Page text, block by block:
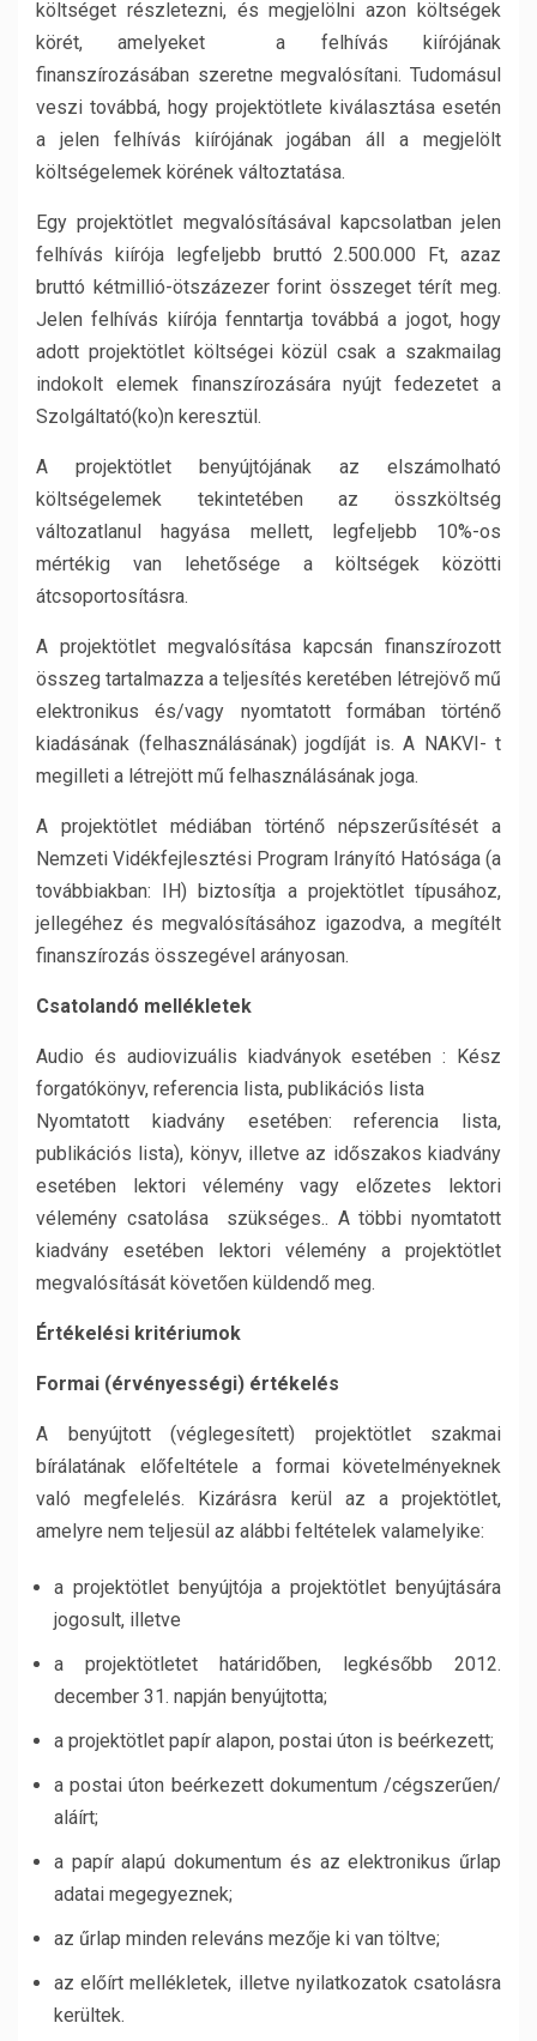
költséget részletezni, és megjelölni azon költségek
körét, amelyeket a felhívás kiírójának
finanszírozásában szeretne megvalósítani. Tudomásul
veszi továbbá, hogy projektötlete kiválasztása esetén
a jelen felhívás kiírójának jogában áll a megjelölt
költségelemek körének változtatása.
Egy projektötlet megvalósításával kapcsolatban jelen
felhívás kiírója legfeljebb bruttó 2.500.000 Ft, azaz
bruttó kétmillió-ötszázezer forint összeget térít meg.
Jelen felhívás kiírója fenntartja továbbá a jogot, hogy
adott projektötlet költségei közül csak a szakmailag
indokolt elemek finanszírozására nyújt fedezetet a
Szolgáltató(ko)n keresztül.
A projektötlet benyújtójának az elszámolható
költségelemek tekintetében az összköltség
változatlanul hagyása mellett, legfeljebb 10%-os
mértékig van lehetősége a költségek közötti
átcsoportosításra.
A projektötlet megvalósítása kapcsán finanszírozott
összeg tartalmazza a teljesítés keretében létrejövő mű
elektronikus és/vagy nyomtatott formában történő
kiadásának (felhasználásának) jogdíját is. A NAKVI- t
megilleti a létrejött mű felhasználásának joga.
A projektötlet médiában történő népszerűsítését a
Nemzeti Vidékfejlesztési Program Irányító Hatósága (a
továbbiakban: IH) biztosítja a projektötlet típusához,
jellegéhez és megvalósításához igazodva, a megítélt
finanszírozás összegével arányosan.
Csatolandó mellékletek
Audio és audiovizuális kiadványok esetében : Kész
forgatókönyv, referencia lista, publikációs lista
Nyomtatott kiadvány esetében: referencia lista,
publikációs lista), könyv, illetve az időszakos kiadvány
esetében lektori vélemény vagy előzetes lektori
vélemény csatolása szükséges.. A többi nyomtatott
kiadvány esetében lektori vélemény a projektötlet
megvalósítását követően küldendő meg.
Értékelési kritériumok
Formai (érvényességi) értékelés
A benyújtott (véglegesített) projektötlet szakmai
bírálatának előfeltétele a formai követelményeknek
való megfelelés. Kizárásra kerül az a projektötlet,
amelyre nem teljesül az alábbi feltételek valamelyike:
a projektötlet benyújtója a projektötlet benyújtására
jogosult, illetve
a projektötletet határidőben, legkésőbb 2012.
december 31. napján benyújtotta;
a projektötlet papír alapon, postai úton is beérkezett;
a postai úton beérkezett dokumentum /cégszerűen/
aláírt;
a papír alapú dokumentum és az elektronikus űrlap
adatai megegyeznek;
az űrlap minden releváns mezője ki van töltve;
az előírt mellékletek, illetve nyilatkozatok csatolásra
kerültek.